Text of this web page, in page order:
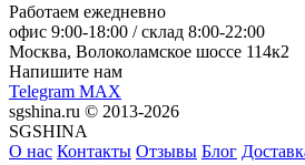
Работаем ежедневно
офис 9:00-18:00 / склад 8:00-22:00
Москва, Волоколамское шоссе 114к2
Напишите нам
Telegram MAX
sgshina.ru © 2013-2026
SGSHINA
О нас Контакты Отзывы Блог